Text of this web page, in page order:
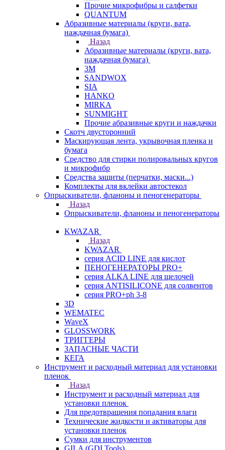
Прочие микрофибры и салфетки
QUANTUM
Абразивные материалы (круги, вата,
наждачная бумага)
Назад
Абразивные материалы (круги, вата,
наждачная бумага)
3М
SANDWOX
SIA
HANKO
MIRKA
SUNMIGHT
Прочие абразивные круги и наждачки
Скотч двусторонний
Маскирующая лента, укрывочная пленка и
бумага
Средство для стирки полировальных кругов
и микрофибр
Средства защиты (перчатки, маски...)
Комплекты для вклейки автостекол
Опрыскиватели, фланоны и пеногенераторы
Назад
Опрыскиватели, фланоны и пеногенераторы
KWAZAR
Назад
KWAZAR
серия ACID LINE для кислот
ПЕНОГЕНЕРАТОРЫ PRO+
серия ALKA LINE для щелочей
серия ANTISILICONE для солвентов
серия PRO+ph 3-8
3D
WEMATEC
WaveX
GLOSSWORK
ТРИГГЕРЫ
ЗАПАСНЫЕ ЧАСТИ
КЕГА
Инструмент и расходный материал для установки
пленок
Назад
Инструмент и расходный материал для
установки пленок
Для предотвращения попадания влаги
Технические жидкости и активаторы для
установки пленок
Сумки для инструментов
GILA (GDI Tools)